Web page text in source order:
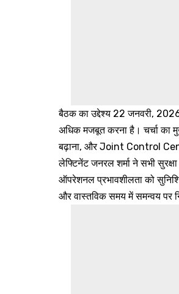
बैठक का उद्देश्य 22 जनवरी,
अधिक मजबूत करना है। चर्चा का
बढ़ाना, और Joint Control
लेफ्टिनेंट जनरल शर्मा ने सभी सुरक्षा
ऑपरेशनल प्रभावशीलता को
और वास्तविक समय में समन्वय पर